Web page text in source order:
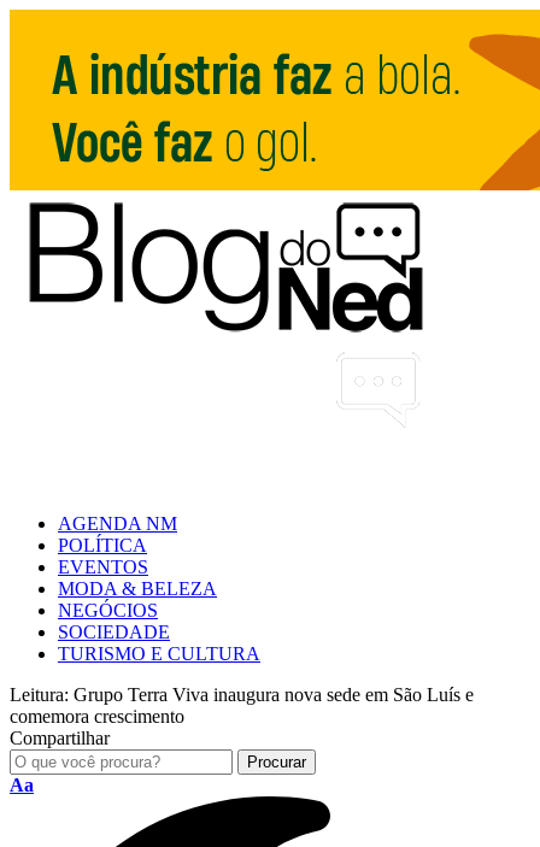
AGENDA NM
POLÍTICA
EVENTOS
MODA & BELEZA
NEGÓCIOS
SOCIEDADE
TURISMO E CULTURA
Leitura: Grupo Terra Viva inaugura nova sede em São Luís e
comemora crescimento
Compartilhar
Aa